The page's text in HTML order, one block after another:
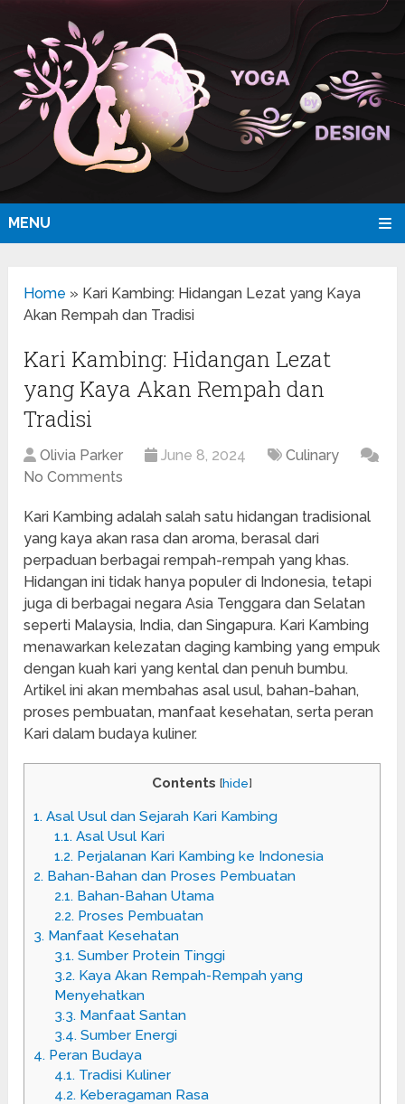
MENU
Home » Kari Kambing: Hidangan Lezat yang Kaya
Akan Rempah dan Tradisi
Kari Kambing: Hidangan Lezat
yang Kaya Akan Rempah dan
Tradisi
Olivia Parker June 8, 2024
Culinary
No Comments
Kari Kambing adalah salah satu hidangan tradisional
yang kaya akan rasa dan aroma, berasal dari
perpaduan berbagai rempah-rempah yang khas.
Hidangan ini tidak hanya populer di Indonesia, tetapi
juga di berbagai negara Asia Tenggara dan Selatan
seperti Malaysia, India, dan Singapura. Kari Kambing
menawarkan kelezatan daging kambing yang empuk
dengan kuah kari yang kental dan penuh bumbu.
Artikel ini akan membahas asal usul, bahan-bahan,
proses pembuatan, manfaat kesehatan, serta peran
Kari dalam budaya kuliner.
Contents [hide]
1. Asal Usul dan Sejarah Kari Kambing
1.1.Asal Usul Kari
1.2.Perjalanan Kari Kambing ke Indonesia
2. Bahan-Bahan dan Proses Pembuatan
2.1.Bahan-Bahan Utama
2.2.Proses Pembuatan
3. Manfaat Kesehatan
3.1.Sumber Protein Tinggi
3.2.Kaya Akan Rempah-Rempah yang
Menyehatkan
3.3.Manfaat Santan
3.4.Sumber Energi
4. Peran Budaya
4.1.Tradisi Kuliner
4.2.Keberagaman Rasa